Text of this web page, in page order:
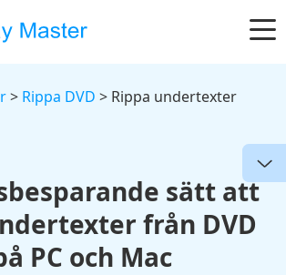
> Rippa DVD > Rippa undertexter
sätt att
från DVD
PC och Mac